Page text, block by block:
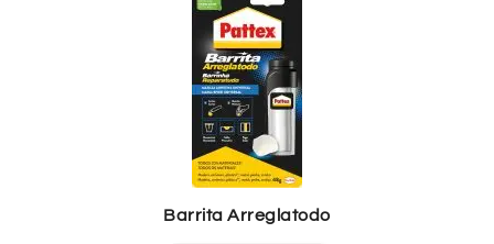
Barrita Arreglatodo